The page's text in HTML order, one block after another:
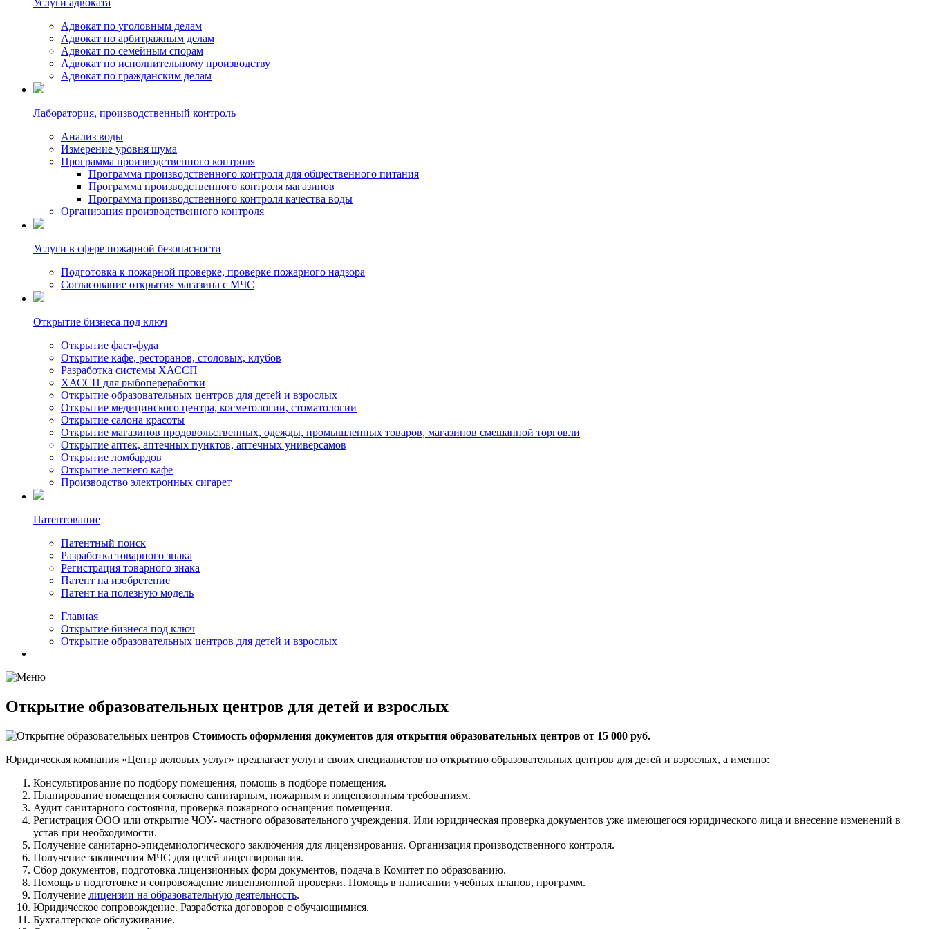
Услуги адвоката
Адвокат по уголовным делам
Адвокат по арбитражным делам
Адвокат по семейным спорам
Адвокат по исполнительному производству
Адвокат по гражданским делам
Лаборатория, производственный контроль
Анализ воды
Измерение уровня шума
Программа производственного контроля
Программа производственного контроля для общественного питания
Программа производственного контроля магазинов
Программа производственного контроля качества воды
Организация производственного контроля
Услуги в сфере пожарной безопасности
Подготовка к пожарной проверке, проверке пожарного надзора
Согласование открытия магазина с МЧС
Открытие бизнеса под ключ
Открытие фаст-фуда
Открытие кафе, ресторанов, столовых, клубов
Разработка системы ХАССП
ХАССП для рыбопереработки
Открытие образовательных центров для детей и взрослых
Открытие медицинского центрa, косметологии, стоматологии
Открытие салона красоты
Открытие магазинов продовольственных, одежды, промышленных товаров, магазинов смешанной торговли
Открытие аптек, аптечных пунктов, аптечных универсамов
Открытие ломбардов
Открытие летнего кафе
Производство электронных сигарет
Патентование
Патентный поиск
Разработка товарного знака
Регистрация товарного знака
Патент на изобретение
Патент на полезную модель
Главная
Открытие бизнеса под ключ
Открытие образовательных центров для детей и взрослых
Открытие образовательных центров для детей и взрослых
Стоимость оформления документов для открытия образовательных центров от 15 000 руб.
Юридическая компания «Центр деловых услуг» предлагает услуги своих специалистов по открытию образовательных центров для детей и взрослых, а именно:
Консультирование по подбору помещения, помощь в подборе помещения.
Планирование помещения согласно санитарным, пожарным и лицензионным требованиям.
Аудит санитарного состояния, проверка пожарного оснащения помещения.
Регистрация ООО или открытие ЧОУ- частного образовательного учреждения. Или юридическая проверка документов уже имеющегося юридического лица и внесение изменений в
устав при необходимости.
Получение санитарно-эпидемиологического заключения для лицензирования. Организация производственного контроля.
Получение заключения МЧС для целей лицензирования.
Сбор документов, подготовка лицензионных форм документов, подача в Комитет по образованию.
Помощь в подготовке и сопровождение лицензионной проверки. Помощь в написании учебных планов, программ.
Получение лицензии на образовательную деятельность.
Юридическое сопровождение. Разработка договоров с обучающимися.
Бухгалтерское обслуживание.